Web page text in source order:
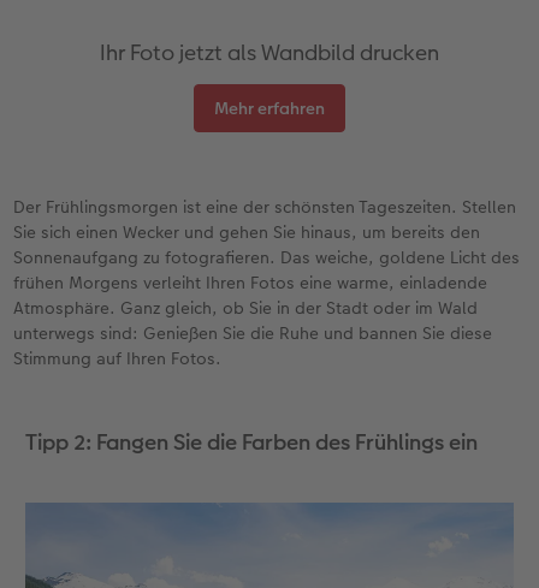
Ihr Foto jetzt als Wandbild drucken
Mehr erfahren
Der Frühlingsmorgen ist eine der schönsten Tageszeiten. Stellen
Sie sich einen Wecker und gehen Sie hinaus, um bereits den
Sonnenaufgang zu fotografieren. Das weiche, goldene Licht des
frühen Morgens verleiht Ihren Fotos eine warme, einladende
Atmosphäre. Ganz gleich, ob Sie in der Stadt oder im Wald
unterwegs sind: Genießen Sie die Ruhe und bannen Sie diese
Stimmung auf Ihren Fotos.
Tipp 2: Fangen Sie die Farben des Frühlings ein